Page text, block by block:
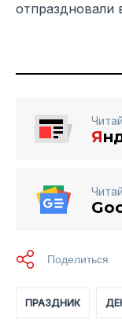
отпраздновали
Я
ПРАЗДНИК